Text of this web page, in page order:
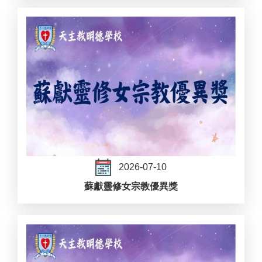
2026-07-10
蘇獻靈修女宗教優異獎